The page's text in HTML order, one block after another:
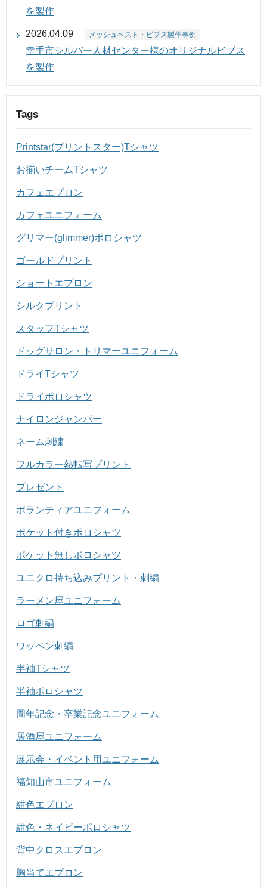
を製作
2026.04.09 メッシュベスト・ビブス製作事例
幸手市シルバー人材センター様のオリジナルビブス
を製作
Tags
Printstar(プリントスター)Tシャツ
お揃いチームTシャツ
カフェエプロン
カフェユニフォーム
グリマー(glimmer)ポロシャツ
ゴールドプリント
ショートエプロン
シルクプリント
スタッフTシャツ
ドッグサロン・トリマーユニフォーム
ドライTシャツ
ドライポロシャツ
ナイロンジャンパー
ネーム刺繍
フルカラー熱転写プリント
プレゼント
ボランティアユニフォーム
ポケット付きポロシャツ
ポケット無しポロシャツ
ユニクロ持ち込みプリント・刺繍
ラーメン屋ユニフォーム
ロゴ刺繍
ワッペン刺繍
半袖Tシャツ
半袖ポロシャツ
周年記念・卒業記念ユニフォーム
居酒屋ユニフォーム
展示会・イベント用ユニフォーム
福知山市ユニフォーム
紺色エプロン
紺色・ネイビーポロシャツ
背中クロスエプロン
胸当てエプロン